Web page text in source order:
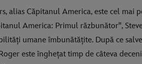
alias Căpitanul America, este cel
America: Primul răzbunător",
umane îmbunătățite. După ce
este înghețat timp de câteva